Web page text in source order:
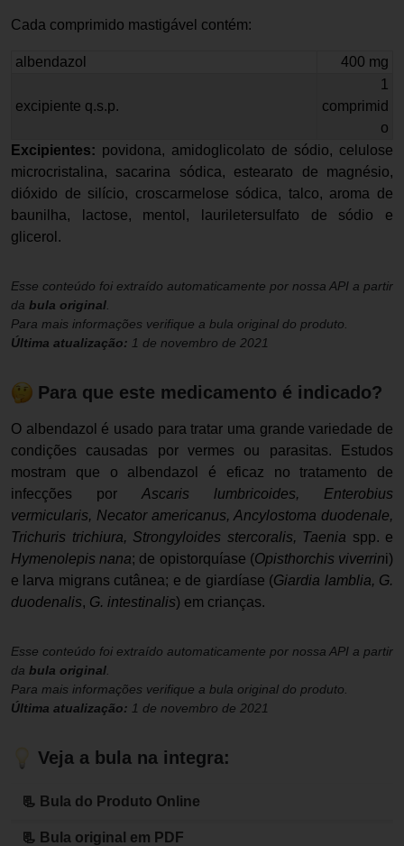
Cada comprimido mastigável contém:
albendazol 400 mg
excipiente q.s.p.
1
comprimid
o
Excipientes: povidona, amidoglicolato de sódio, celulose
microcristalina, sacarina sódica, estearato de magnésio,
dióxido de silício, croscarmelose sódica, talco, aroma de
baunilha, lactose, mentol, lauriletersulfato de sódio e
glicerol.
Esse conteúdo foi extraído automaticamente por nossa API a partir
da bula original
Para mais informações verifique a bula original do produto.
Última atualização: 1 de novembro de 2021
Para que este medicamento é indicado?
O albendazol é usado para tratar uma grande variedade de
condições causadas por vermes ou parasitas. Estudos
mostram que o albendazol é eficaz no tratamento de
infecções por Ascaris lumbricoides, Enterobius
vermicularis, Necator americanus, Ancylostoma duodenale,
Trichuris trichiura, Strongyloides stercoralis, Taenia spp. e
Hymenolepis nana; de opistorquíase (Opisthorchis viverrini)
e larva migrans cutânea; e de giardíase (Giardia lamblia, G.
duodenalis, G. intestinalis) em crianças.
Esse conteúdo foi extraído automaticamente por nossa API a partir
da bula original
Para mais informações verifique a bula original do produto.
Última atualização: 1 de novembro de 2021
Veja a bula na integra:
📃 Bula do Produto Online
📃 Bula original em PDF